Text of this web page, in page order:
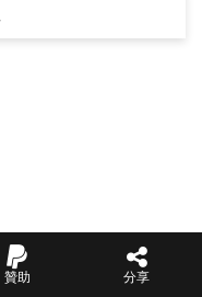
贊助 分享